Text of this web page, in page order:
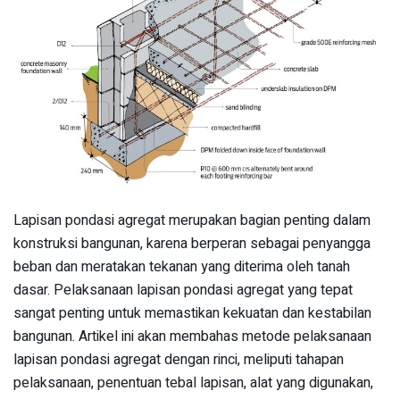
Lapisan pondasi agregat merupakan bagian penting dalam
konstruksi bangunan, karena berperan sebagai penyangga
beban dan meratakan tekanan yang diterima oleh tanah
dasar. Pelaksanaan lapisan pondasi agregat yang tepat
sangat penting untuk memastikan kekuatan dan kestabilan
bangunan. Artikel ini akan membahas metode pelaksanaan
lapisan pondasi agregat dengan rinci, meliputi tahapan
pelaksanaan, penentuan tebal lapisan, alat yang digunakan,